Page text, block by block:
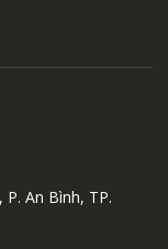
An Bình, TP.